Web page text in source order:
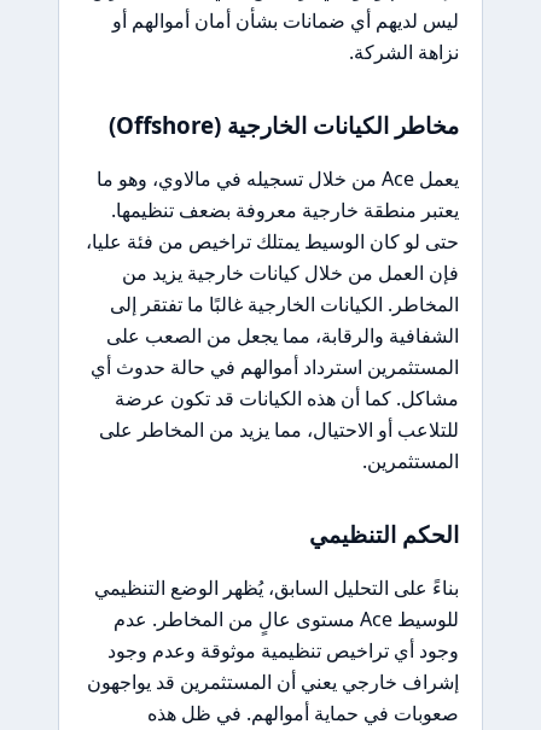
ليس لديهم أي ضمانات بشأن أمان أموالهم أو
نزاهة الشركة.
مخاطر الكيانات الخارجية (Offshore)
يعمل Ace من خلال تسجيله في مالاوي، وهو ما
يعتبر منطقة خارجية معروفة بضعف تنظيمها.
حتى لو كان الوسيط يمتلك تراخيص من فئة عليا،
فإن العمل من خلال كيانات خارجية يزيد من
المخاطر. الكيانات الخارجية غالبًا ما تفتقر إلى
الشفافية والرقابة، مما يجعل من الصعب على
المستثمرين استرداد أموالهم في حالة حدوث أي
مشاكل. كما أن هذه الكيانات قد تكون عرضة
للتلاعب أو الاحتيال، مما يزيد من المخاطر على
المستثمرين.
الحكم التنظيمي
بناءً على التحليل السابق، يُظهر الوضع التنظيمي
للوسيط Ace مستوى عالٍ من المخاطر. عدم
وجود أي تراخيص تنظيمية موثوقة وعدم وجود
إشراف خارجي يعني أن المستثمرين قد يواجهون
صعوبات في حماية أموالهم. في ظل هذه